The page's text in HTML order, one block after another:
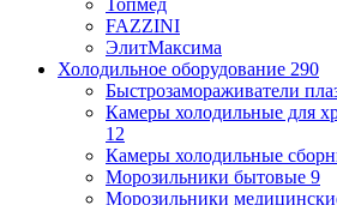
FAZZINI
ЭлитМаксима
Холодильное оборудование 290
Быстрозамораживатели
Камеры холодильные для
12
Камеры холодильные
Морозильники бытовые 9
Морозильники